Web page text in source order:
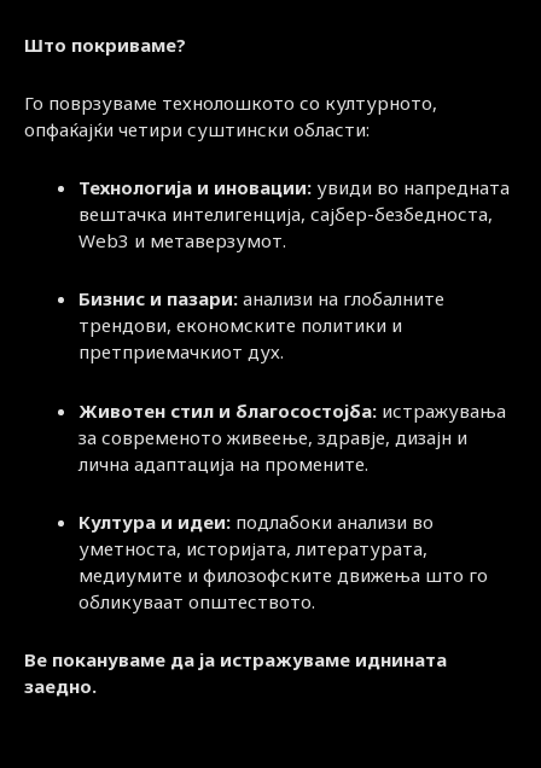
Што покриваме?
Го поврзуваме технолошкото со културното,
опфаќајќи четири суштински области:
Технологија и иновации: увиди во напредната
вештачка интелигенција, сајбер-безбедноста,
Web3 и метаверзумот.
Бизнис и пазари: анализи на глобалните
трендови, економските политики и
претприемачкиот дух.
Животен стил и благосостојба: истражувања
за современото живеење, здравје, дизајн и
лична адаптација на промените.
Култура и идеи: подлабоки анализи во
уметноста, историјата, литературата,
медиумите и филозофските движења што го
обликуваат општеството.
Ве покануваме да ја истражуваме иднината
заедно.